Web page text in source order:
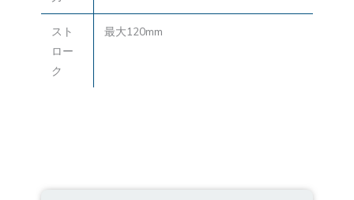
スト
ロー
ク
最大120mm